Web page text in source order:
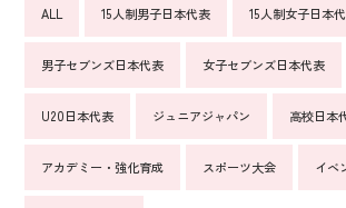
ALL 15人制男子日本代表 15人制女子日本
男子セブンズ日本代表 女子セブンズ日本代表
U20日本代表 ジュニアジャパン 高校日本
アカデミー・強化育成 スポーツ大会 イベ